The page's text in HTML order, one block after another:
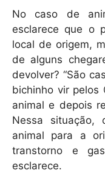
No caso de
esclarece que o
local de origem,
de alguns
devolver? “São
bichinho vir pelos
animal e depois
Nessa
animal para a
transtorno e
esclarece.